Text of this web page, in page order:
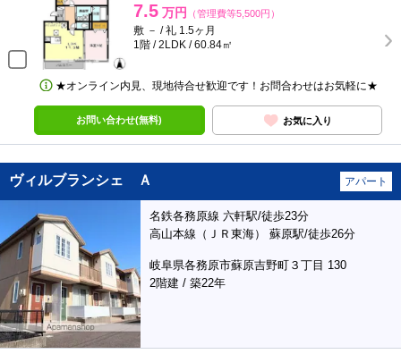
7.5 万円 （管理費等5,500円）
敷 － / 礼 1.5ヶ月
1階 / 2LDK / 60.84㎡
★オンライン内見、現地待合せ歓迎です！お問合わせはお気軽に★
お問い合わせ(無料) お気に入り
ヴィルブランシェ Ａ アパート
名鉄各務原線 六軒駅/徒歩23分
高山本線（ＪＲ東海） 蘇原駅/徒歩26分
岐阜県各務原市蘇原吉野町３丁目 130
2階建 / 築22年